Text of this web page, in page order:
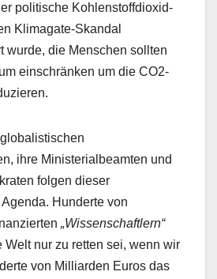
politische Kohlenstoffdioxid-
Klimagate-Skandal
wurde, die Menschen sollten
einschränken um die CO2-
ihre Ministerialbeamten und
folgen dieser
Hunderte von
„Wissenschaftlern“
Welt nur zu retten sei, wenn wir
von Milliarden Euros das